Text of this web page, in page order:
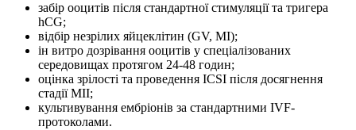
забір ооцитів після стандартної стимуляції та тригера
hCG;
відбір незрілих яйцеклітин (GV, MI);
ін витро дозрівання ооцитів у спеціалізованих
середовищах протягом 24-48 годин;
оцінка зрілості та проведення ICSI після досягнення
стадії MII;
культивування ембріонів за стандартними IVF-
протоколами.